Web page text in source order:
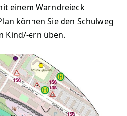
einem Warndreieck
können Sie den Schulweg
Kind/-ern üben.